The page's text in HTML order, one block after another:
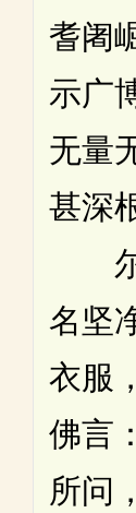
耆阇
示广
无量
甚深
尔
名坚
衣服
佛言
所问